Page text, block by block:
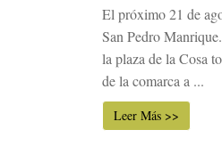
El próximo 21 de
San Pedro
la plaza de la Cosa
de la comarca a ...
Leer Más >>